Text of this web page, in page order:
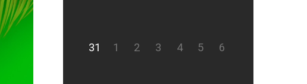
31 1 2 3 4 5 6